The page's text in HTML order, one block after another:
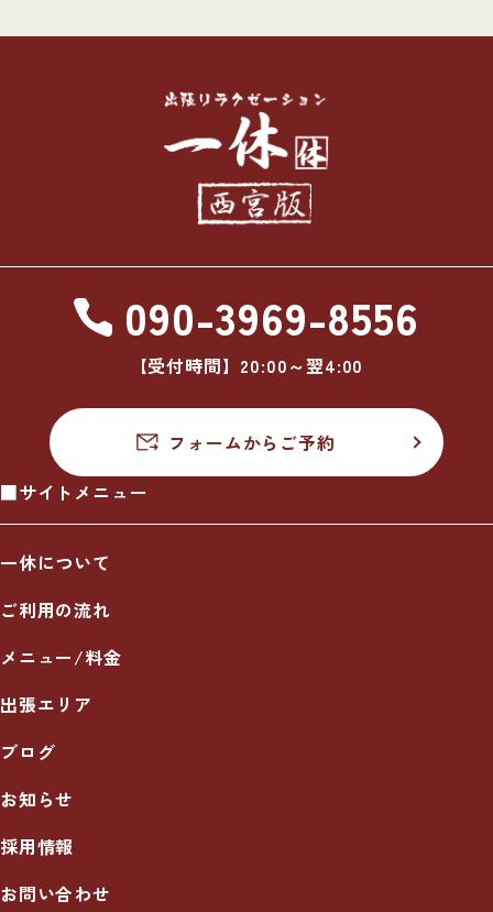
090-3969-8556
【受付時間】20:00～翌4:00
フォームからご予約
■サイトメニュー
一休について
ご利用の流れ
メニュー/料金
出張エリア
ブログ
お知らせ
採用情報
お問い合わせ